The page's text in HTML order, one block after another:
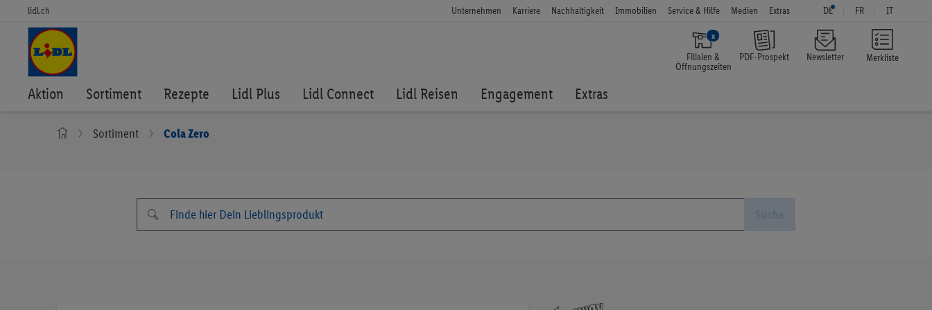
Merkliste
lidl.ch Unternehmen Karriere Nachhaltigkeit Immobilien Service & Hilfe Medien Extras DE FR IT
x
Filialen &
Öffnungszeiten
PDF-Prospekt Newsletter
Aktion Sortiment Rezepte Lidl Plus Lidl Connect Lidl Reisen Engagement Extras
Sortiment Cola Zero